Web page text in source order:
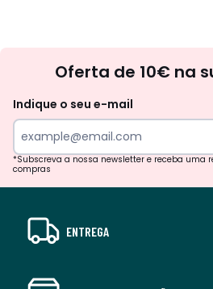
Oferta de 10€ na
Indique o seu e-mail
*Subscreva a nossa newsletter e receba uma
compras
ENTREGA